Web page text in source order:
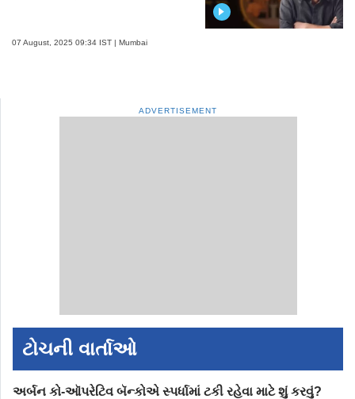
07 August, 2025 09:34 IST | Mumbai
ADVERTISEMENT
ટોચની વાર્તાઓ
અર્બન કો-ઑપરેટિવ બૅન્કોએ સ્પર્ધામાં ટકી રહેવા માટે શું કરવું?